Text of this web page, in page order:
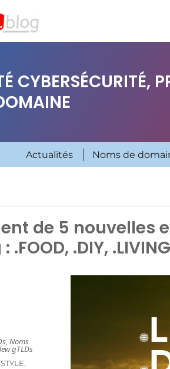
CYBERSÉCURITÉ,
Actualités Noms de
de 5 nouvelles
.DIY,
,Noms
gTLDs
,